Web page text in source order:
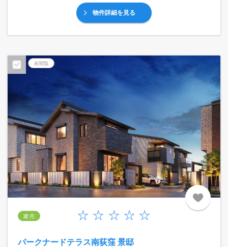
物件詳細を見る
未閲覧
建 売
パークナードテラス南荻窪 景邸